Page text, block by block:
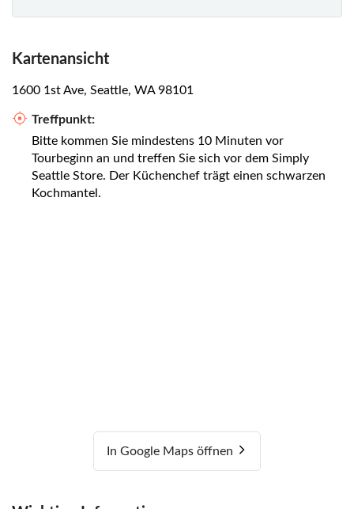
Kartenansicht
1600 1st Ave, Seattle, WA 98101
Treffpunkt:
Bitte kommen Sie mindestens 10 Minuten vor
Tourbeginn an und treffen Sie sich vor dem Simply
Seattle Store. Der Küchenchef trägt einen schwarzen
Kochmantel.
In Google Maps öffnen